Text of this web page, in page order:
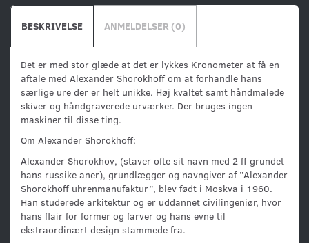
BESKRIVELSE ANMELDELSER (0)
Det er med stor glæde at det er lykkes Kronometer at få en
aftale med Alexander Shorokhoff om at forhandle hans
særlige ure der er helt unikke. Høj kvaltet samt håndmalede
skiver og håndgraverede urværker. Der bruges ingen
maskiner til disse ting.
Om Alexander Shorokhoff:
Alexander Shorokhov, (staver ofte sit navn med 2 ff grundet
hans russike aner), grundlægger og navngiver af ”Alexander
Shorokhoff uhrenmanufaktur”, blev født i Moskva i 1960.
Han studerede arkitektur og er uddannet civilingeniør, hvor
hans flair for former og farver og hans evne til
ekstraordinært design stammede fra.